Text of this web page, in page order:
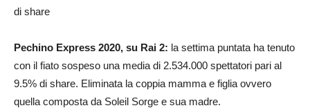
di share
Pechino Express 2020, su Rai 2: la settima puntata ha tenuto
con il fiato sospeso una media di 2.534.000 spettatori pari al
9.5% di share. Eliminata la coppia mamma e figlia ovvero
quella composta da Soleil Sorge e sua madre.